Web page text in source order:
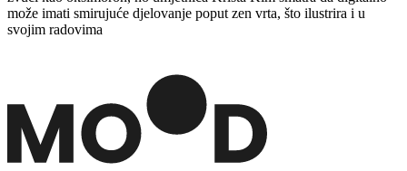
može imati smirujuće djelovanje poput zen vrta, što ilustrira i u
svojim radovima